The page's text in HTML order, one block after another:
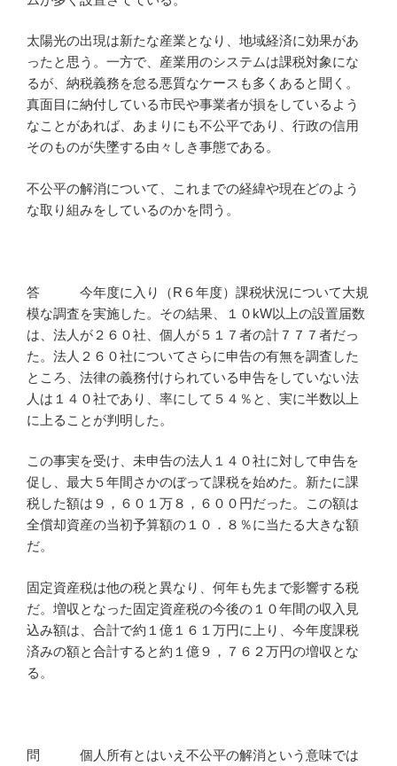
太陽光の出現は新たな産業となり、地域経済に効果があ
ったと思う。一方で、産業用のシステムは課税対象にな
るが、納税義務を怠る悪質なケースも多くあると聞く。
真面目に納付している市民や事業者が損をしているよう
なことがあれば、あまりにも不公平であり、行政の信用
そのものが失墜する由々しき事態である。
不公平の解消について、これまでの経緯や現在どのよう
な取り組みをしているのかを問う。
答 今年度に入り（R６年度）課税状況について大規
模な調査を実施した。その結果、１０kW以上の設置届数
は、法人が２６０社、個人が５１７者の計７７７者だっ
た。法人２６０社についてさらに申告の有無を調査した
ところ、法律の義務付けられている申告をしていない法
人は１４０社であり、率にして５４％と、実に半数以上
に上ることが判明した。
この事実を受け、未申告の法人１４０社に対して申告を
促し、最大５年間さかのぼって課税を始めた。新たに課
税した額は９，６０１万８，６００円だった。この額は
全償却資産の当初予算額の１０．８％に当たる大きな額
だ。
固定資産税は他の税と異なり、何年も先まで影響する税
だ。増収となった固定資産税の今後の１０年間の収入見
込み額は、合計で約１億１６１万円に上り、今年度課税
済みの額と合計すると約１億９，７６２万円の増収とな
る。
問 個人所有とはいえ不公平の解消という意味では